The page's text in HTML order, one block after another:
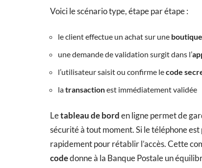
Voici le scénario type, étape par étape :
le client effectue un achat sur une
une demande de validation surgit dans l’
l’utilisateur saisit ou confirme lecode
latransactionest immédiatement validée
Letableau de borden ligne permet de
sécurité à tout moment. Si le téléphone
rapidement pour rétablir l’accès. Cette
codedonne à la Banque Postale un